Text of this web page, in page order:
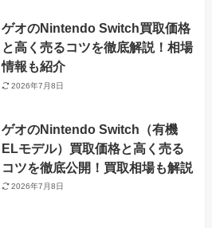
ゲオのNintendo Switch買取価格
と高く売るコツを徹底解説！相場
情報も紹介
2026年7月8日
ゲオのNintendo Switch（有機
ELモデル）買取価格と高く売る
コツを徹底公開！買取相場も解説
2026年7月8日